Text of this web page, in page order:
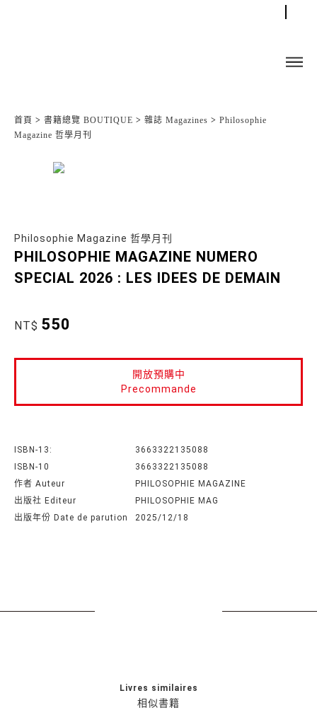
首頁 > 書籍總覽 BOUTIQUE > 雜誌 Magazines > Philosophie
Magazine 哲學月刊
Philosophie Magazine 哲學月刊
PHILOSOPHIE MAGAZINE NUMERO
SPECIAL 2026 : LES IDEES DE DEMAIN
NT$ 550
開放預購中
Precommande
ISBN-13:
3663322135088
ISBN-10
3663322135088
作者 Auteur
PHILOSOPHIE MAGAZINE
出版社 Editeur
PHILOSOPHIE MAG
出版年份 Date de parution
2025/12/18
相似書籍
Livres similaires